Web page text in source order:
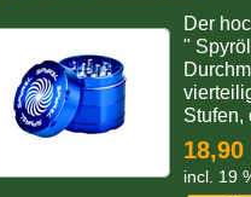
Der
"
Stufen,
18,90
incl. 19